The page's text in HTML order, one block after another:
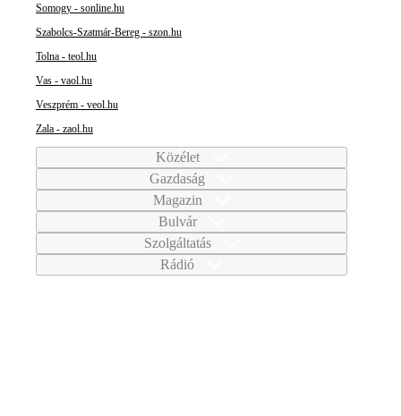
Somogy - sonline.hu
Szabolcs-Szatmár-Bereg - szon.hu
Tolna - teol.hu
Vas - vaol.hu
Veszprém - veol.hu
Zala - zaol.hu
Közélet
Gazdaság
Magazin
Bulvár
Szolgáltatás
Rádió